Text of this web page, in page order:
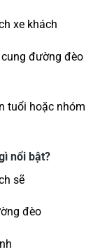
xe khách
đường đèo
tuổi hoặc nhóm
nổi bật?
sẽ
đèo